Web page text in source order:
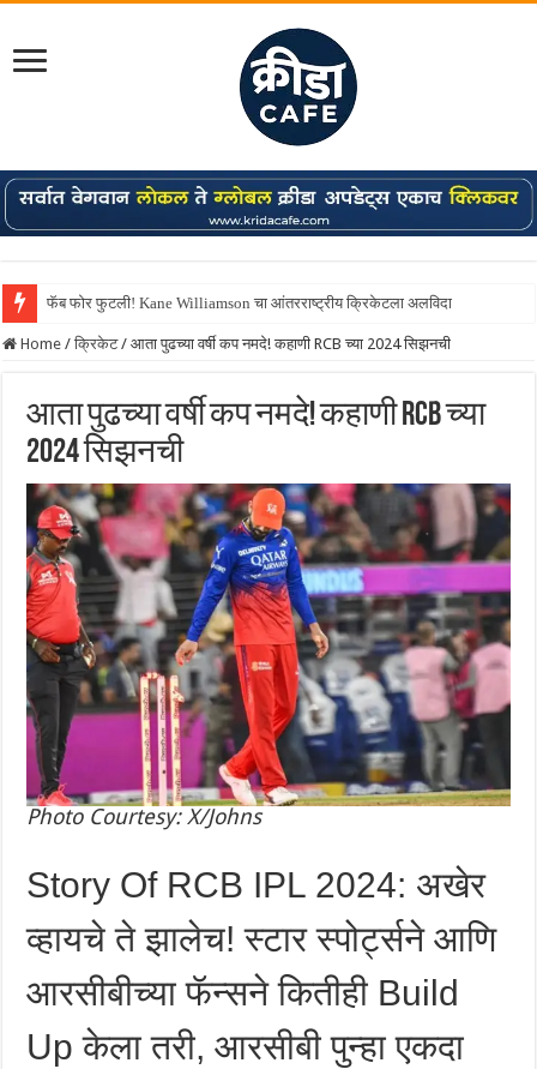
Shreyas Iyer कॅप्टन झाला! टी20 ची पुन्हा मुंबईकराच्या खांद्यावर, एशियन गेम्स…
Home / क्रिकेट / आता पुढच्या वर्षी कप नमदे! कहाणी RCB च्या 2024 सिझनची
आता पुढच्या वर्षी कप नमदे! कहाणी RCB च्या
2024 सिझनची
Photo Courtesy: X/Johns
Story Of RCB IPL 2024: अखेर
व्हायचे ते झालेच! स्टार स्पोर्ट्सने आणि
आरसीबीच्या फॅन्सने कितीही Build
Up केला तरी, आरसीबी पुन्हा एकदा